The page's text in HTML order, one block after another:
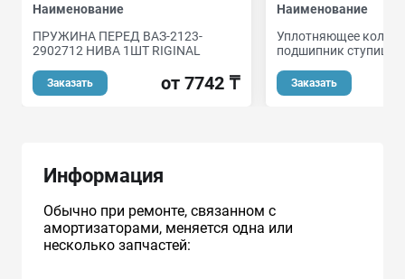
Наименование
ПРУЖИНА ПЕРЕД ВАЗ-2123-
2902712 НИВА 1ШТ RIGINAL
Заказать от 7742 ₸
Наименование
Уплотняющее
подшипник ступицы
Заказать
Информация
Обычно при ремонте, связанном с
амортизаторами, меняется одна или
несколько запчастей: